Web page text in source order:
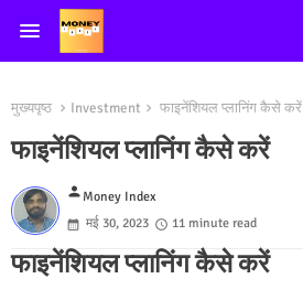
मुख्यपृष्ठ Investment फाइनेंशियल प्लानिंग कैसे करें
फाइनेंशियल प्लानिंग कैसे करें
person Money Index
मई 30, 2023
11 minute read
फाइनेंशियल प्लानिंग कैसे करें